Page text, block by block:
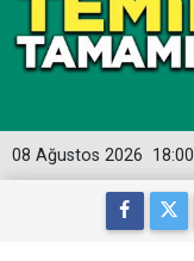
18:00
08 Ağustos 2026